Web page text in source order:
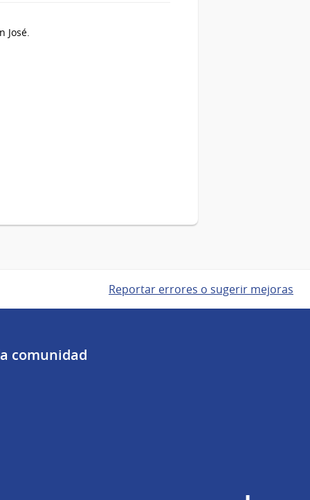
José.
Reportar errores o sugerir mejoras
comunidad